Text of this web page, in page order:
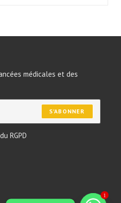
médicales et des
S'ABONNER
RGPD
1